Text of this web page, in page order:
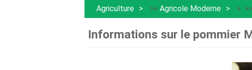
Agriculture >> Agricole Moderne > >>
Informations sur le pommier